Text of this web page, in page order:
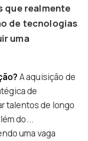
que realmente
de tecnologias
uma
A aquisição de
de
talentos de longo
do...
uma vaga